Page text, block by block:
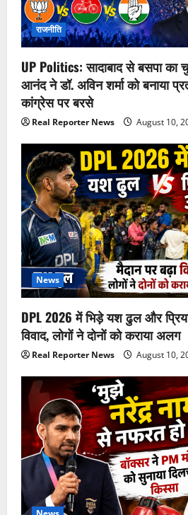
राजनीति
UP Politics: सादाबाद से बसपा का
आनंद ने डॉ. अविन शर्मा को बनाया
कांग्रेस पर बरसे
Real Reporter News August 10,
News
DPL 2026 में भिड़े यश ढुल और
विवाद, लोगों ने दोनों को कराया अलग
Real Reporter News August 10,